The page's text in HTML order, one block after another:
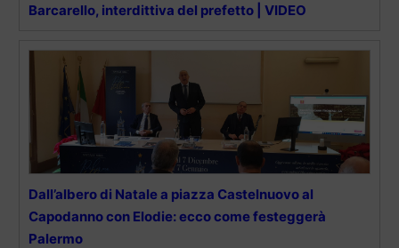
Barcarello, interdittiva del prefetto | VIDEO
Dall’albero di Natale a piazza Castelnuovo al
Capodanno con Elodie: ecco come festeggerà
Palermo